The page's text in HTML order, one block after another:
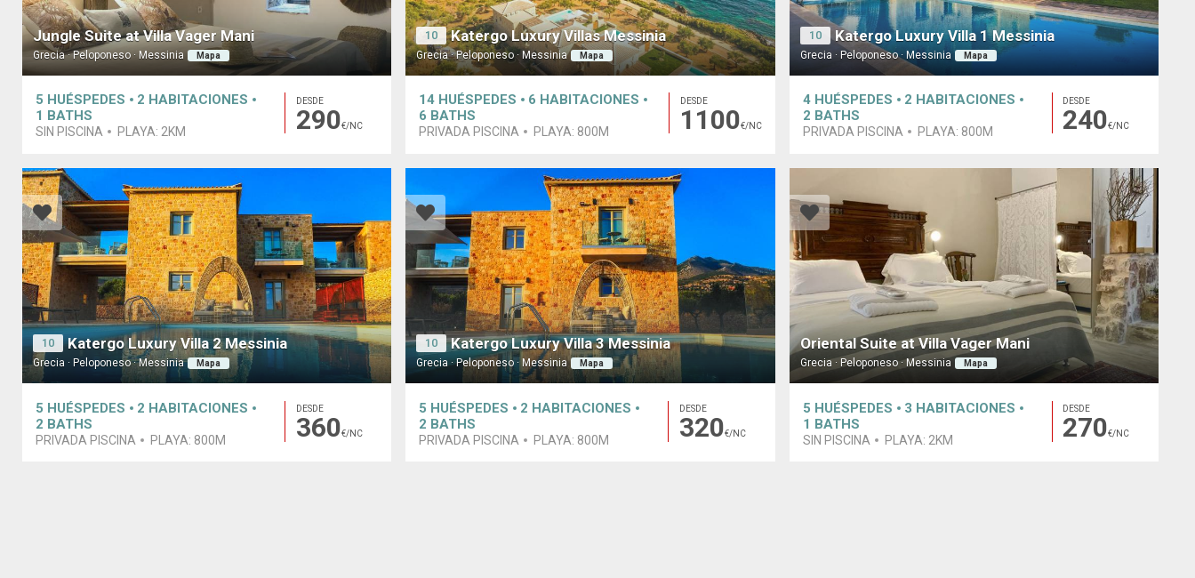
Jungle Suite at Villa Vager Mani
Grecia · Peloponeso · Messinia Mapa
5 HUÉSPEDES 2 HABITACIONES
1
BATHS
SIN PISCINA PLAYA: 2KM
DESDE
290€/NC
10 Katergo Luxury Villas Messinia
Grecia · Peloponeso · Messinia Mapa
14 HUÉSPEDES 6 HABITACIONES
6 BATHS
PRIVADA PISCINA PLAYA: 800M
DESDE
1100€/NC
10 Katergo Luxury Villa 1 Messinia
Grecia · Peloponeso · Messinia Mapa
4 HUÉSPEDES 2 HABITACIONES
2 BATHS
PRIVADA PISCINA PLAYA: 800M
DESDE
240€/NC
10 Katergo Luxury Villa 2 Messinia
Grecia · Peloponeso · Messinia Mapa
5 HUÉSPEDES 2 HABITACIONES
2 BATHS
PRIVADA PISCINA PLAYA: 800M
DESDE
360€/NC
10 Katergo Luxury Villa 3 Messinia
Grecia · Peloponeso · Messinia Mapa
5 HUÉSPEDES 2 HABITACIONES
2 BATHS
PRIVADA PISCINA PLAYA: 800M
DESDE
320€/NC
Oriental Suite at Villa Vager Mani
Grecia · Peloponeso · Messinia Mapa
5 HUÉSPEDES 3 HABITACIONES
1 BATHS
SIN PISCINA PLAYA: 2KM
DESDE
270€/NC